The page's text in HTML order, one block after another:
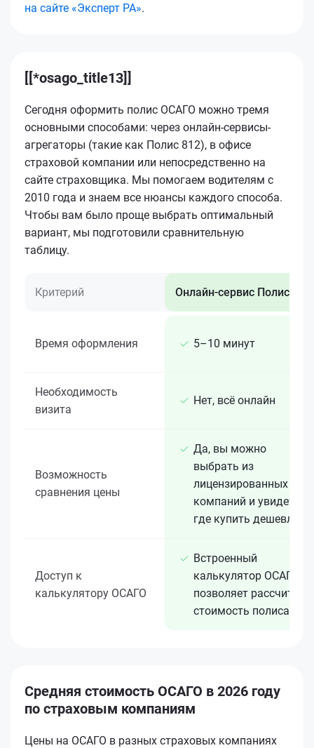
на сайте «Эксперт РА».
[[*osago_title13]]
Сегодня оформить полис ОСАГО можно тремя
основными способами: через онлайн-сервисы-
агрегаторы (такие как Полис 812), в офисе
страховой компании или непосредственно на
сайте страховщика. Мы помогаем водителям с
2010 года и знаем все нюансы каждого способа.
Чтобы вам было проще выбрать оптимальный
вариант, мы подготовили сравнительную
таблицу.
Критерий Онлайн-сервис Полис 812
Время оформления 5–10 минут
Необходимость
визита
Нет, всё онлайн
Возможность
сравнения цены
Да, вы можно
выбрать из
лицензированных 15+
компаний и увидеть,
где купить дешевле
Доступ к
калькулятору ОСАГО
Встроенный
калькулятор ОСАГО
позволяет рассчитать
стоимость полиса
Средняя стоимость ОСАГО в 2026 году
по страховым компаниям
Цены на ОСАГО в разных страховых компаниях